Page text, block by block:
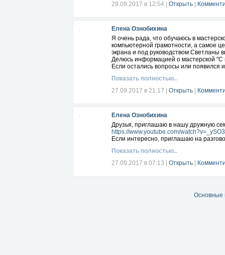
29.09.2017 в 12:54
Открыть
Елена Ознобихина
Я очень рада, что обучаюсь в
компьютерной грамотности, а самое
экрана и под руководством Светланы
Делюсь информацией о мастерской
Если остались вопросы или появился
Показать полностью..
27.09.2017 в 21:17
Открыть
Елена Ознобихина
Друзья, приглашаю в нашу дружную
https://www.youtube.com/
Если интересно, приглашаю на
Показать полностью..
27.09.2017 в 07:13
Открыть
Основные